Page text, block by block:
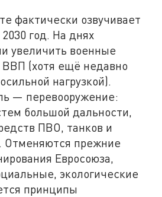
фактически озвучивает
год. На днях
увеличить военные
ВВП (хотя ещё недавно
нагрузкой).
— перевооружение:
большой дальности,
ПВО, танков и
Отменяются прежние
Евросоюза,
экологические
принципы